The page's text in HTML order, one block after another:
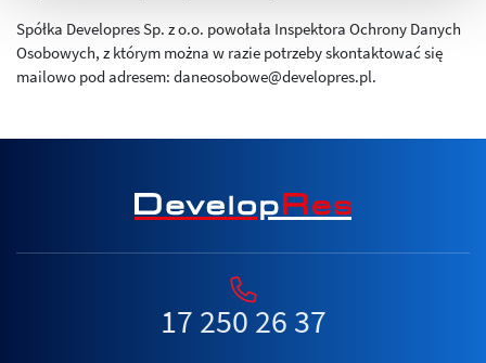
Spółka Developres Sp. z o.o. powołała Inspektora Ochrony Danych
Osobowych, z którym można w razie potrzeby skontaktować się
mailowo pod adresem: daneosobowe@developres.pl.
17 250 26 37